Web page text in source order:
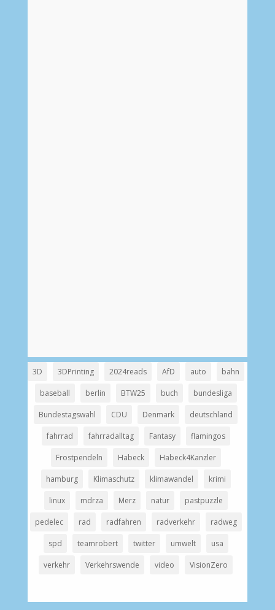
3D 3DPrinting 2024reads AfD auto bahn
baseball berlin BTW25 buch bundesliga
Bundestagswahl CDU Denmark deutschland
fahrrad fahrradalltag Fantasy flamingos
Frostpendeln Habeck Habeck4Kanzler
hamburg Klimaschutz klimawandel krimi
linux mdrza Merz natur pastpuzzle
pedelec rad radfahren radverkehr radweg
spd teamrobert twitter umwelt usa
verkehr Verkehrswende video VisionZero